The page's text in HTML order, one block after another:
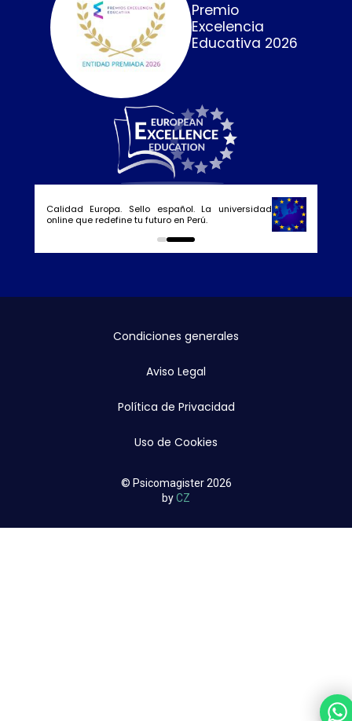
Premio
Excelencia
Educativa 2026
Calidad Europa. Sello español. La universidad
online que redefine tu futuro en Perú.
0 1
Condiciones generales
Aviso Legal
Política de Privacidad
Uso de Cookies
© Psicomagister 2026
byCZ